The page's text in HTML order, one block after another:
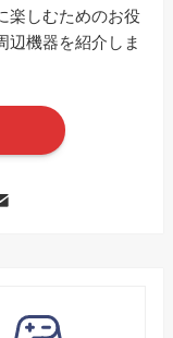
楽しむためのお役
辺機器を紹介しま